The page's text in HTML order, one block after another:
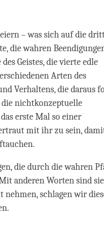
– was sich auf die
die wahren
Geistes, die vierte edle
Arten des
Verhaltens, die daraus
die nichtkonzeptuelle
erste Mal so einer
mit ihr zu sein,
die durch die wahren
anderen Worten sind
schlagen wir